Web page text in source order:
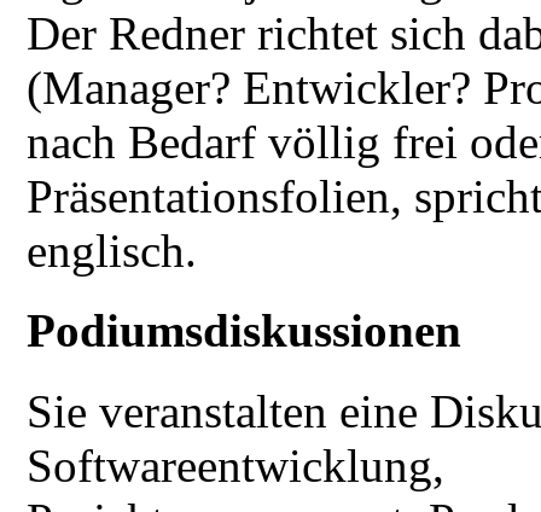
Der Redner richtet sich
(Manager? Entwickler?
nach Bedarf völlig frei
Präsentationsfolien,
englisch.
Podiumsdiskussionen
Sie veranstalten eine
Softwareentwicklung,